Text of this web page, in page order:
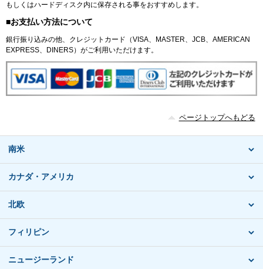
もしくはハードディスク内に保存される事をおすすめします。
■お支払い方法について
銀行振り込みの他、クレジットカード（VISA、MASTER、JCB、AMERICAN
EXPRESS、DINERS）がご利用いただけます。
ページトップへもどる
南米
カナダ・アメリカ
北欧
フィリピン
ニュージーランド